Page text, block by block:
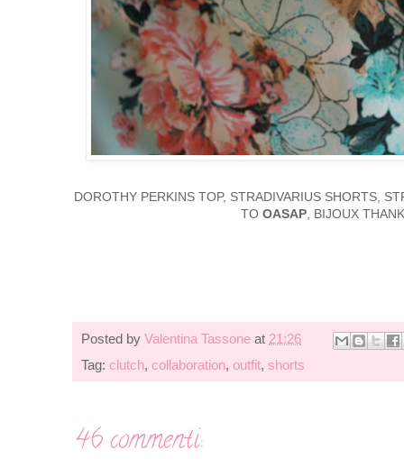
DOROTHY PERKINS TOP, STRADIVARIUS SHORTS,
TOOASAP , BIJOUX
Posted by Valentina Tassone at 21:26
Tag: clutch, collaboration, outfit, shorts
46 commenti: